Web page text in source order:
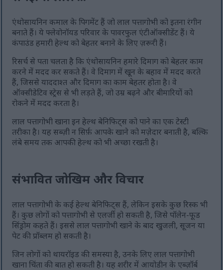
एंथोसायनिन कमाल के पिगमेंट हैं जो लाल पत्तागोभी को इतना रंगीन
बनाते हैं। ये फ्लेवोनॉयड परिवार के पावरफुल एंटीऑक्सीडेंट हैं। ये
कंपाउंड हमारी हेल्थ को बेहतर बनाने के लिए ज़रूरी हैं।
रिसर्च से पता चलता है कि एंथोसायनिन हमारे दिमाग को बेहतर काम
करने में मदद कर सकते हैं। वे दिमाग में खून के बहाव में मदद करते
हैं, जिससे याददाश्त और दिमाग का काम बेहतर होता है। वे
ऑक्सीडेटिव स्ट्रेस से भी लड़ते हैं, जो उम्र बढ़ने और बीमारियों को
रोकने में मदद करता है।
लाल पत्तागोभी खाना इन हेल्थ बेनिफिट्स को पाने का एक टेस्टी
तरीका है। यह सब्ज़ी न सिर्फ़ आपके खाने को मज़ेदार बनाती है, बल्कि
लंबे समय तक आपकी हेल्थ को भी अच्छा रखती है।
संभावित जोखिम और विचार
लाल पत्तागोभी के कई हेल्थ बेनिफिट्स हैं, लेकिन इसके कुछ रिस्क भी
हैं। कुछ लोगों को पत्तागोभी से एलर्जी हो सकती है, जिसे पॉलेन-फूड
सिंड्रोम कहते हैं। इससे लाल पत्तागोभी खाने के बाद खुजली, सूजन या
पेट की प्रॉब्लम हो सकती है।
जिन लोगों को थायरॉइड की समस्या है, उनके लिए लाल पत्तागोभी
खाना चिंता की बात हो सकती है। यह शरीर में आयोडीन के एब्ज़ॉर्ब